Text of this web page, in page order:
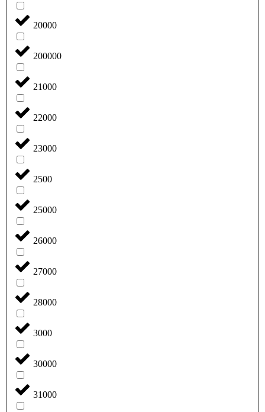
20000
200000
21000
22000
23000
2500
25000
26000
27000
28000
3000
30000
31000